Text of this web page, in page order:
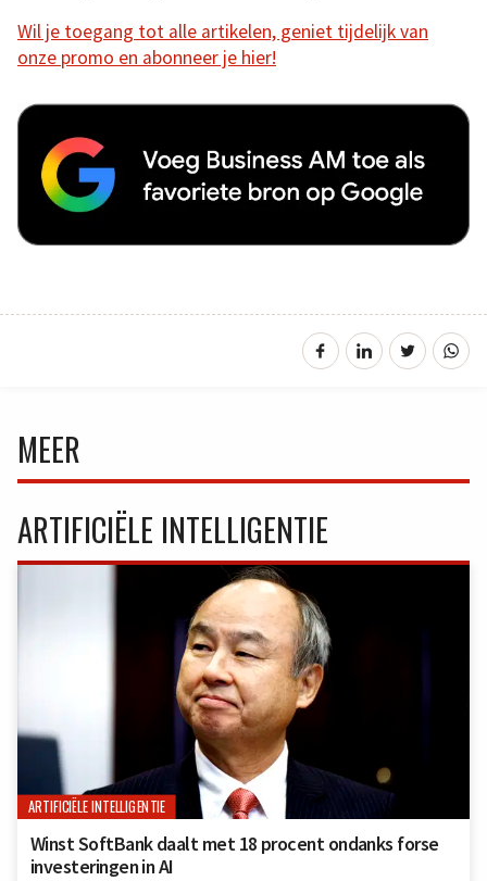
Wil je toegang tot alle artikelen, geniet tijdelijk van
onze promo en abonneer je hier!
MEER
ARTIFICIËLE INTELLIGENTIE
ARTIFICIËLE INTELLIGENTIE
Winst SoftBank daalt met 18 procent ondanks forse
investeringen in AI